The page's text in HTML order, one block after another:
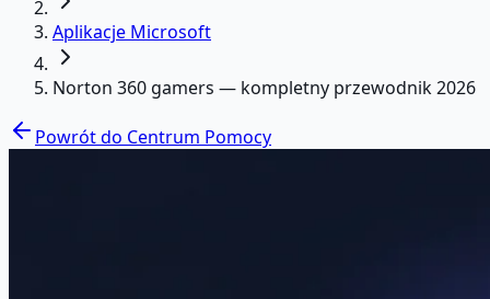
Aplikacje Microsoft
Norton 360 gamers — kompletny przewodnik 2026
Powrót do Centrum Pomocy